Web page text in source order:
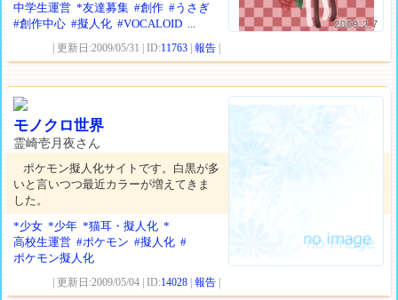
2009.2.7
中学生運営 *友達募集 #創作 #うさぎ
#創作中心 #擬人化 #VOCALOID ...
| 更新日:2009/05/31 | ID:11763 |報告
モノクロ世界
霊崎壱月夜さん
ポケモン擬人化サイトです。白黒が多
いと言いつつ最近カラーが増えてきま
した。
*少女 *少年 *猫耳・擬人化 *
高校生運営 #ポケモン #擬人化 #
ポケモン擬人化
| 更新日:2009/05/04 | ID:14028 |報告